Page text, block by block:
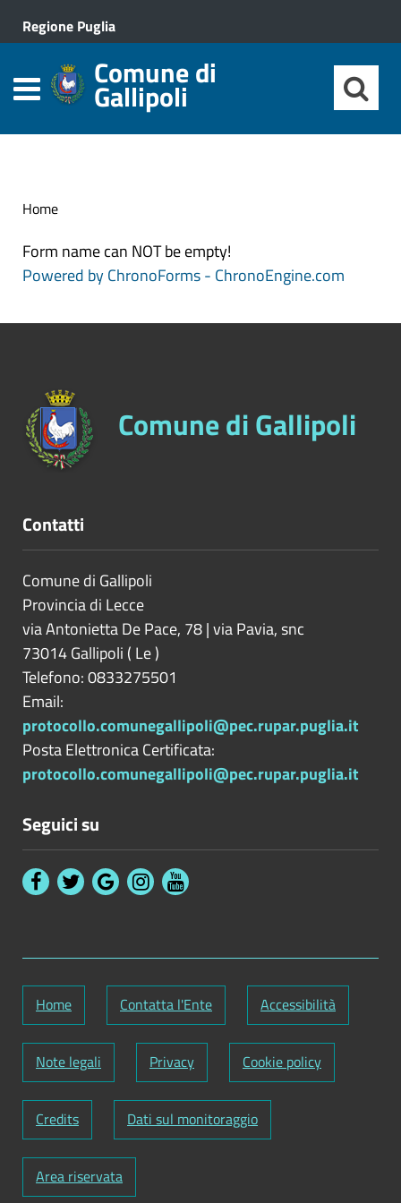
Regione Puglia
Comune di
Gallipoli
Home
Form name can NOT be empty!
Powered by ChronoForms - ChronoEngine.com
Comune di Gallipoli
Contatti
Comune di Gallipoli
Provincia di Lecce
via Antonietta De Pace, 78 | via Pavia, snc
73014Gallipoli ( Le)
Telefono: 0833275501
Email:
protocollo.comunegallipoli@pec.rupar.puglia.it
Posta Elettronica Certificata:
protocollo.comunegallipoli@pec.rupar.puglia.it
Seguici su
Home Contatta l'Ente Accessibilità
Note legali Privacy Cookie policy
Credits Dati sul monitoraggio
Area riservata